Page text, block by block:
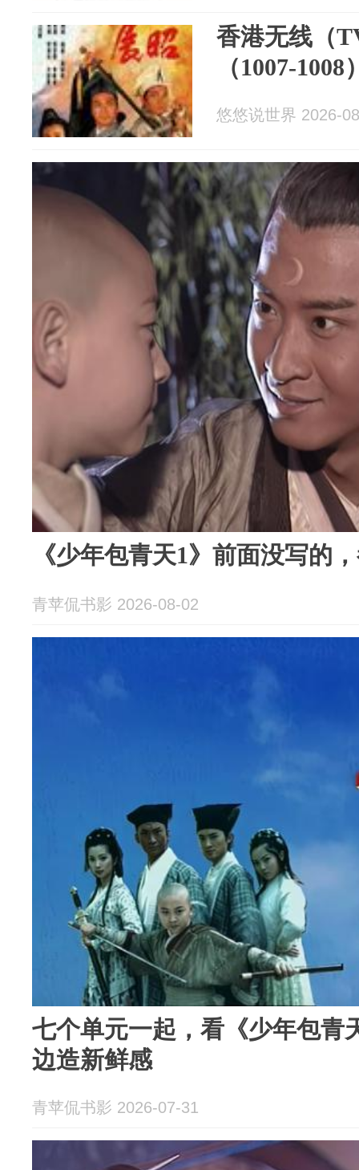
香港无线（
（1007-
悠悠说世界 2026-
《少年包青天1》前面没写的
青苹侃书影 2026-08-02
七个单元一起，看《少年包青
边造新鲜感
青苹侃书影 2026-07-31